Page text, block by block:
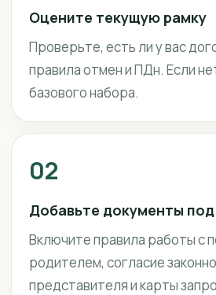
Оцените текущую рамку
Проверьте, есть ли у вас
правила отмен и ПДн. Если
базового набора.
02
Добавьте документы
Включите правила работы с
родителем, согласие
представителя и карты